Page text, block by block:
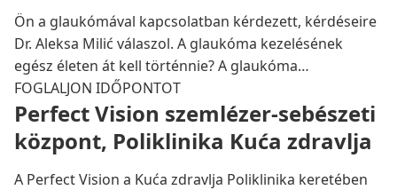
Ön a glaukómával kapcsolatban kérdezett, kérdéseire
Dr. Aleksa Milić válaszol. A glaukóma kezelésének
egész életen át kell történnie? A glaukóma…
FOGLALJON IDŐPONTOT
Perfect Vision szemlézer-sebészeti
központ, Poliklinika Kuća zdravlja
A Perfect Vision a Kuća zdravlja Poliklinika keretében